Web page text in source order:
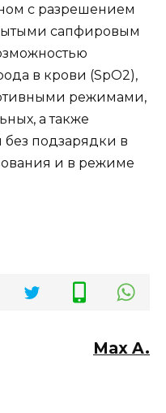
с разрешением
сапфировым
в крови (SpO2),
режимами,
а также
без подзарядки в
и в режиме
Max A.